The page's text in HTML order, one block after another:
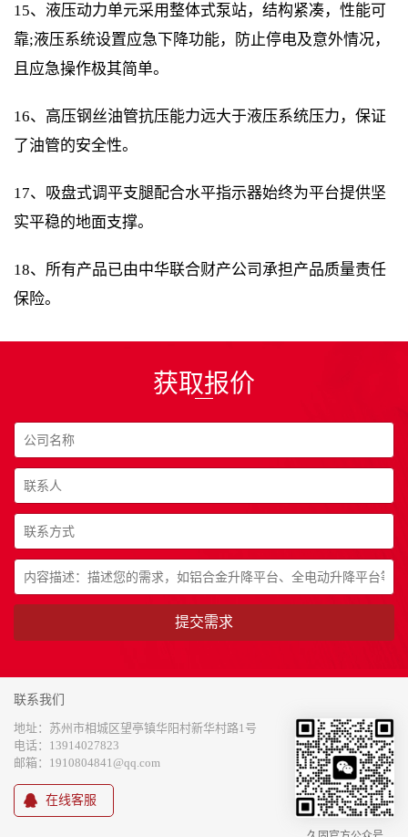
15、液压动力单元采用整体式泵站，结构紧凑，性能可
靠;液压系统设置应急下降功能，防止停电及意外情况，
且应急操作极其简单。
16、高压钢丝油管抗压能力远大于液压系统压力，保证
了油管的安全性。
17、吸盘式调平支腿配合水平指示器始终为平台提供坚
实平稳的地面支撑。
18、所有产品已由中华联合财产公司承担产品质量责任
保险。
获取报价
联系我们
地址：苏州市相城区望亭镇华阳村新华村路1号
电话：13914027823
邮箱：1910804841@qq.com
在线客服